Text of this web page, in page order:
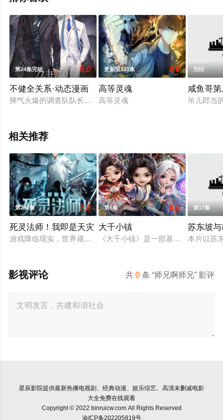
第24集完结 9.0
不健全关系·动态漫画
脾气火爆的调查队队长钱错，与高智商冷血科长滕瑞雨，两人
更新至131集 8.0
高等灵魂
高等灵魂
完结
咸鱼哥
吊儿郎当
相关推荐
第280集 7.0
死灵法师！我即是天灾
游戏降临现实，世界规则颠覆，人类进入全民转职时代。 唯有
第5集 6.0
大千小镇
《大千小镇》是一部基于天蚕土豆
第17集
苏东坡
本片以苏
共0 条 “师兄啊师兄” 影评
影视评论
星辰影院提供最新热播电视剧、经典动漫、娱乐综艺、高清未删减电影
大全免费在线观看
Copyright © 2022 binruicw.com All Rights Reserved
渝ICP备202205819号